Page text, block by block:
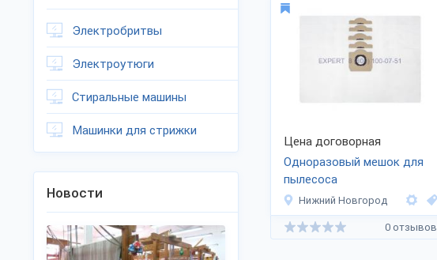
Цена договорная
Одноразовый мешок для
пылесоса
Нижний Новгород
0 отзывов
Электробритвы
Электроутюги
Стиральные машины
Машинки для стрижки
Новости